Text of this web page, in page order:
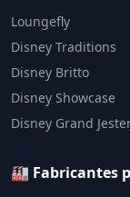
Loungefly
Disney Traditions
Disney Britto
Disney Showcase
Disney Grand
🏭 Fabricantes